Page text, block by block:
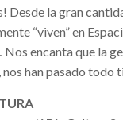
Desde la gran
“viven” en
encanta que la
nos han pasado